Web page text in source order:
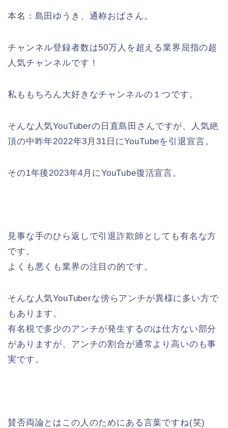
本名：島田ゆうき、通称おばさん。
チャンネル登録者数は50万人を超える業界屈指の超
人気チャンネルです！
私ももちろん大好きなチャンネルの１つです。
そんな人気YouTuberの日直島田さんですが、人気絶
頂の中昨年2022年3月31日にYouTubeを引退宣言。
その1年後2023年4月にYouTube復活宣言。
見事な手のひら返しで引退詐欺師としても有名な方
です。
よくも悪くも業界の注目の的です。
そんな人気YouTuberな傍らアンチが異様に多い方で
もあります。
有名税で多少のアンチが発生するのは仕方ない部分
がありますが、アンチの割合が通常より高いのも事
実です。
賛否両論とはこの人のためにある言葉ですね(笑)